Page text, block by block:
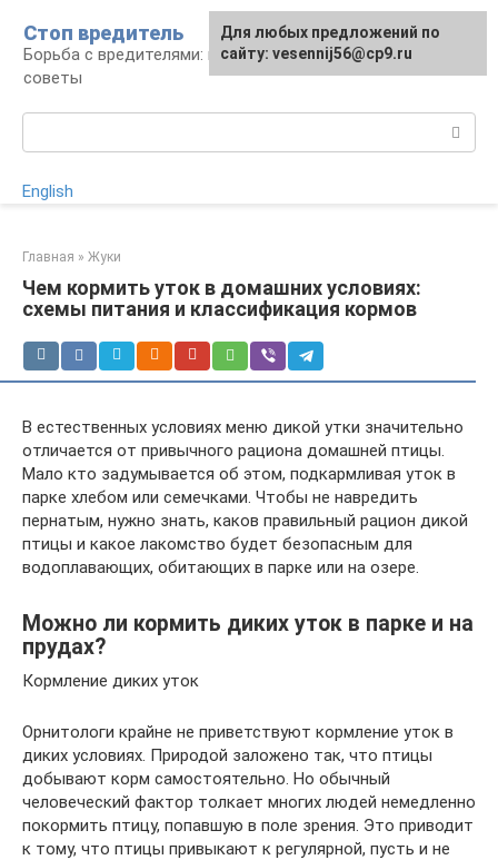
контенту
Стоп вредитель
Борьба с вредителями: правила, средства,
советы
English
Главная » Жуки
Чем кормить уток в домашних условиях:
схемы питания и классификация кормов
В естественных условиях меню дикой утки значительно
отличается от привычного рациона домашней птицы.
Мало кто задумывается об этом, подкармливая уток в
парке хлебом или семечками. Чтобы не навредить
пернатым, нужно знать, каков правильный рацион дикой
птицы и какое лакомство будет безопасным для
водоплавающих, обитающих в парке или на озере.
Можно ли кормить диких уток в парке и на
прудах?
Кормление диких уток
Орнитологи крайне не приветствуют кормление уток в
диких условиях. Природой заложено так, что птицы
добывают корм самостоятельно. Но обычный
человеческий фактор толкает многих людей немедленно
покормить птицу, попавшую в поле зрения. Это приводит
к тому, что птицы привыкают к регулярной, пусть и не
Для любых предложений по
сайту: vesennij56@cp9.ru